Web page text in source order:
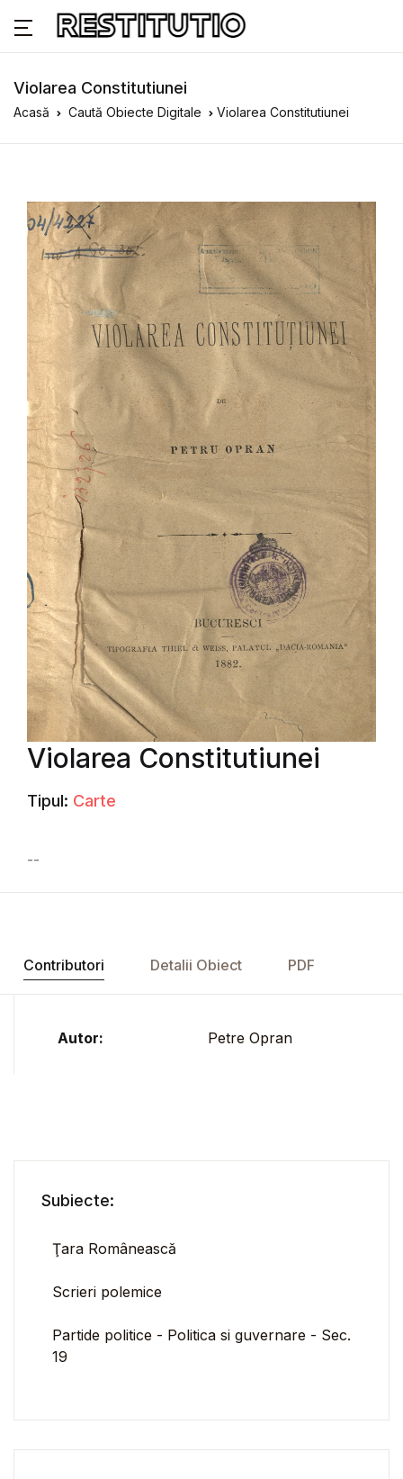
Violarea Constitutiunei
Acasă Caută Obiecte Digitale Violarea Constitutiunei
Violarea Constitutiunei
Tipul: Carte
--
Contributori Detalii Obiect PDF
Autor: Petre Opran
Subiecte:
Ţara Românească
Scrieri polemice
Partide politice - Politica si guvernare - Sec.
19